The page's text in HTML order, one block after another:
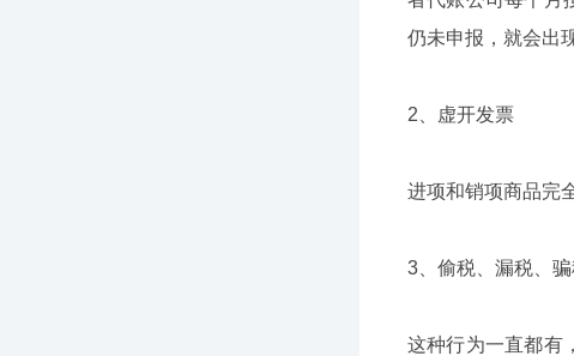
仍未申报，就会出
2、虚开发票
进项和销项商品完
3、偷税、漏税、
这种行为一直都有